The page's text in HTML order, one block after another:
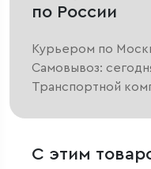
по России
Курьером по
Самовывоз:
Транспортной
С этим